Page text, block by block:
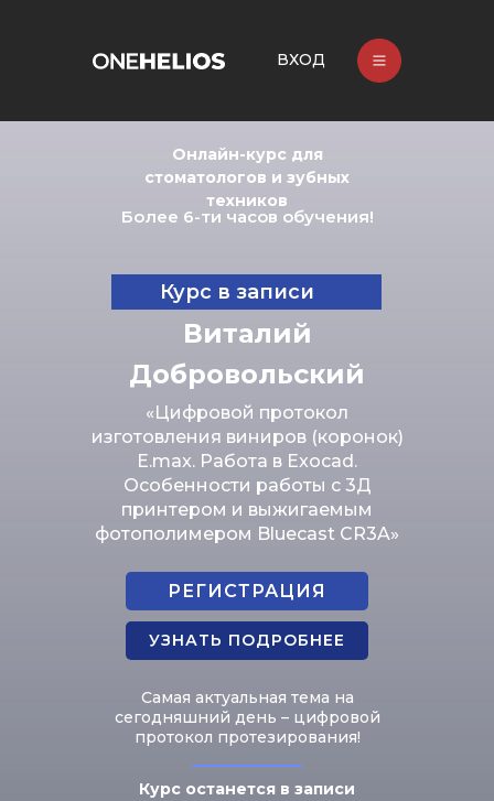
ВХОД
Онлайн-курс для
стоматологов и зубных
техников
Курс в записи
Виталий
Добровольский
«Цифровой протокол
изготовления виниров (коронок)
E.max. Работа в Exocad.
Особенности работы с 3Д
принтером и выжигаемым
фотополимером Bluecast CR3A»
РЕГИСТРАЦИЯ
Самая актуальная тема на
сегодняшний день – цифровой
протокол протезирования!
Курс останется в записи
УЗНАТЬ ПОДРОБНЕЕ
Более 6-ти часов обучения!